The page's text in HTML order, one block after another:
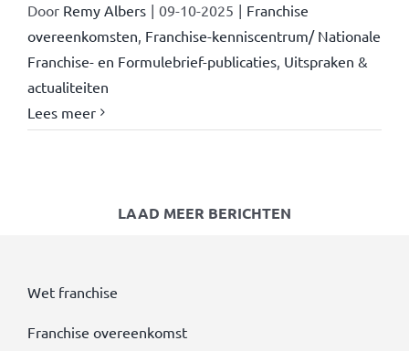
Door Remy Albers | 09-10-2025 | Franchise
overeenkomsten, Franchise-kenniscentrum/ Nationale
Franchise- en Formulebrief-publicaties, Uitspraken &
actualiteiten
Lees meer
LAAD MEER BERICHTEN
Wet franchise
Franchise overeenkomst